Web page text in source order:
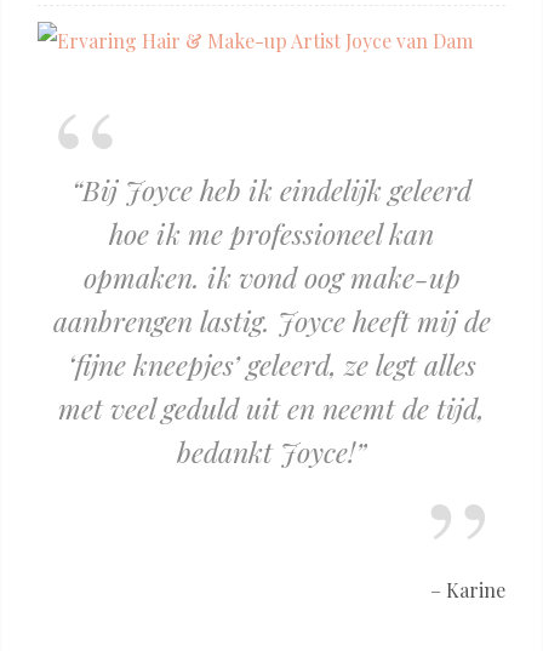
Bij Joyce heb ik eindelijk geleerd
hoe ik me professioneel kan
opmaken. ik vond oog make-up
aanbrengen lastig. Joyce heeft mij de
‘fijne kneepjes’ geleerd, ze legt alles
met veel geduld uit en neemt de tijd,
bedankt Joyce!
Karine